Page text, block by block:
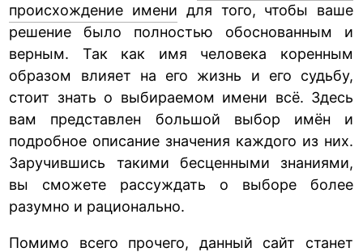
происхождение имени для того, чтобы ваше
решение было полностью обоснованным и
верным. Так как имя человека коренным
образом влияет на его жизнь и его судьбу,
стоит знать о выбираемом имени всё. Здесь
вам представлен большой выбор имён и
подробное описание значения каждого из них.
Заручившись такими бесценными знаниями,
вы сможете рассуждать о выборе более
разумно и рационально.
Помимо всего прочего, данный сайт станет